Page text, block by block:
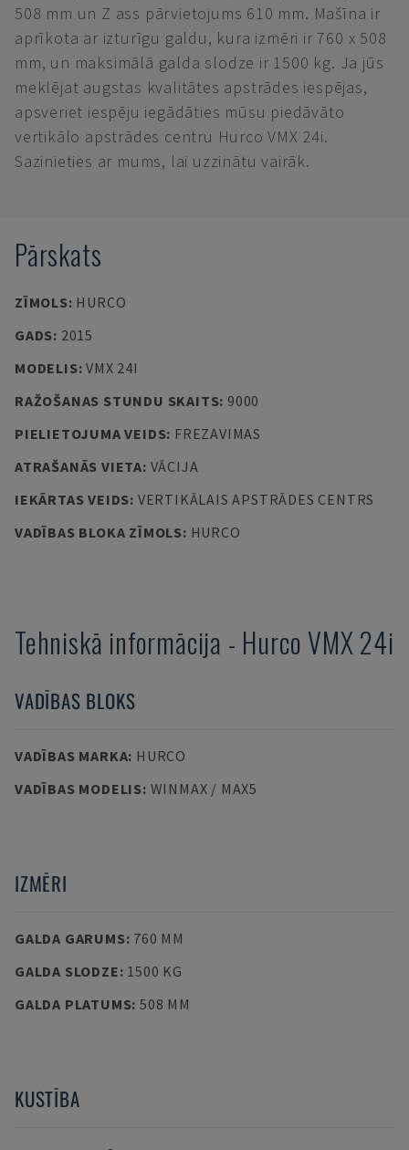
508 mm un Z ass pārvietojums 610 mm. Mašīna ir
aprīkota ar izturīgu galdu, kura izmēri ir 760 x 508
mm, un maksimālā galda slodze ir 1500 kg. Ja jūs
meklējat augstas kvalitātes apstrādes iespējas,
apsveriet iespēju iegādāties mūsu piedāvāto
vertikālo apstrādes centru Hurco VMX 24i.
Sazinieties ar mums, lai uzzinātu vairāk.
Pārskats
ZĪMOLS: HURCO
GADS: 2015
MODELIS:VMX 24I
RAŽOŠANAS STUNDU SKAITS: 9000
PIELIETOJUMA VEIDS: FREZAVIMAS
ATRAŠANĀS VIETA: VĀCIJA
IEKĀRTAS VEIDS: VERTIKĀLAIS APSTRĀDES CENTRS
VADĪBAS BLOKA ZĪMOLS: HURCO
Tehniskā informācija - Hurco VMX 24i
VADĪBAS BLOKS
VADĪBAS MARKA: HURCO
VADĪBAS MODELIS: WINMAX / MAX5
IZMĒRI
GALDA GARUMS: 760 MM
GALDA SLODZE: 1500 KG
GALDA PLATUMS: 508 MM
KUSTĪBA